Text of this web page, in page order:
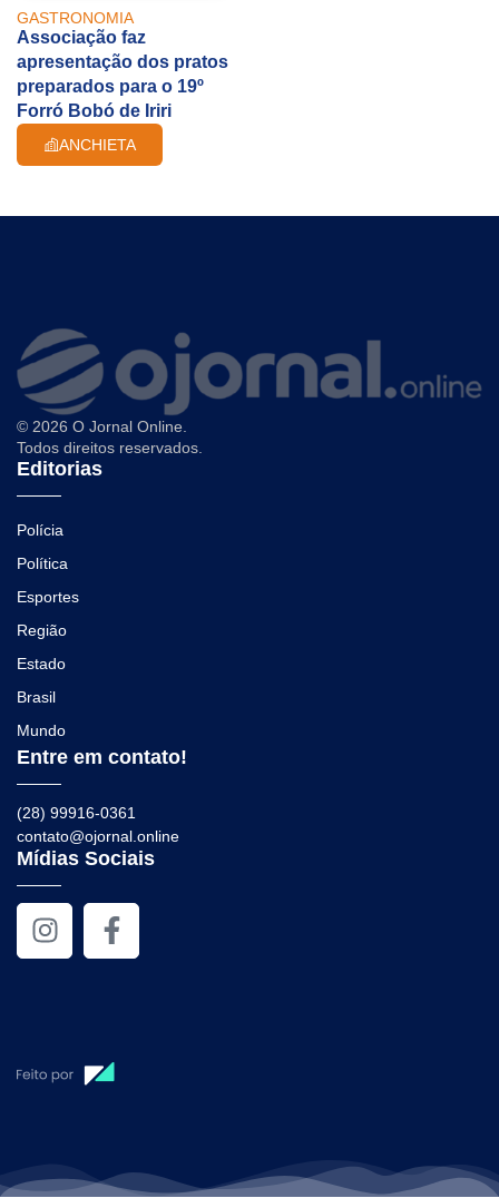
GASTRONOMIA
Associação faz
apresentação dos pratos
preparados para o 19º
Forró Bobó de Iriri
ANCHIETA
© 2026 O Jornal Online.
Todos direitos reservados.
Editorias
Polícia
Política
Esportes
Região
Estado
Brasil
Mundo
Entre em contato!
(28) 99916-0361
contato@ojornal.online
Mídias Sociais